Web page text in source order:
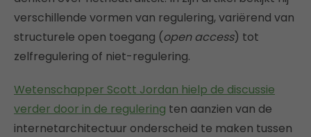
verschillende vormen van regulering, variërend van
structurele open toegang (open access) tot
zelfregulering of niet-regulering.
Wetenschapper Scott Jordan hielp de discussie
verder door in de regulering ten aanzien van de
internetarchitectuur onderscheid te maken tussen